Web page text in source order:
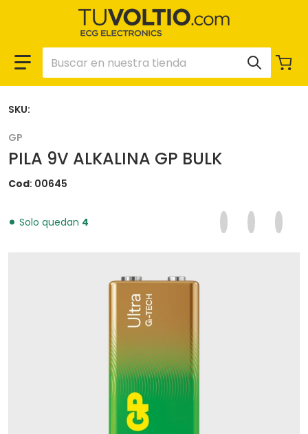
Buscar en nuestra tienda
Abrir contenido
GP
PILA 9V ALKALINA GP BULK
Cod 00645
Solo quedan 4 Compartir en
Se abre en una
Twittear
Se abre
Se
SKU: